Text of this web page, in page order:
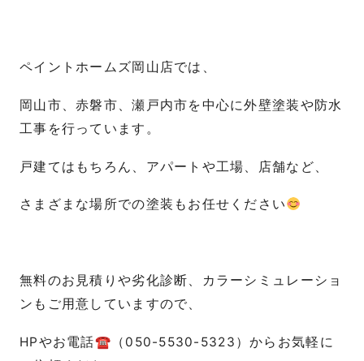
ペイントホームズ岡山店では、
岡山市、赤磐市、瀬戸内市を中心に外壁塗装や防水
工事を行っています。
戸建てはもちろん、アパートや工場、店舗など、
さまざまな場所での塗装もお任せください
無料のお見積りや劣化診断、カラーシミュレーショ
ンもご用意していますので、
HPやお電話☎（050-5530-5323）からお気軽に